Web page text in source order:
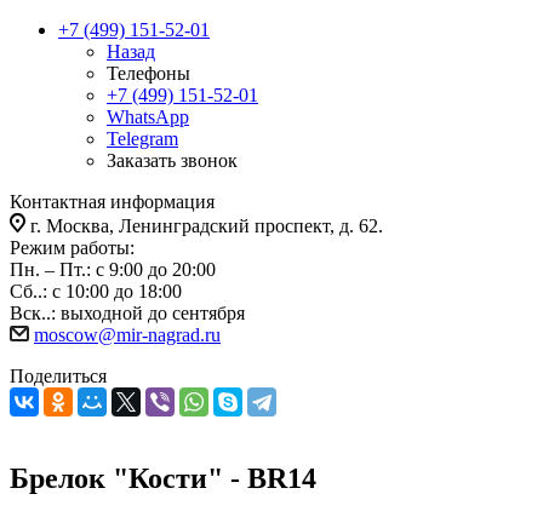
+7 (499) 151-52-01
Назад
Телефоны
+7 (499) 151-52-01
WhatsApp
Telegram
Заказать звонок
Контактная информация
г. Москва, Ленинградский проспект, д. 62.
Режим работы:
Пн. – Пт.: с 9:00 до 20:00
Сб..: с 10:00 до 18:00
Вск..: выходной до сентября
moscow@mir-nagrad.ru
Поделиться
Брелок "Кости" - BR14